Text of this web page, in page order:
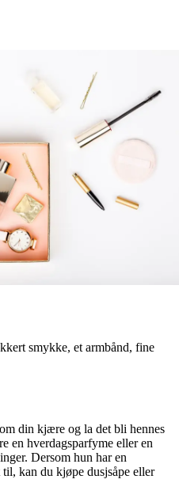
smykke, et armbånd, fine
din kjære og la det bli hennes
en hverdagsparfyme eller en
Dersom hun har en
kan du kjøpe dusjsåpe eller